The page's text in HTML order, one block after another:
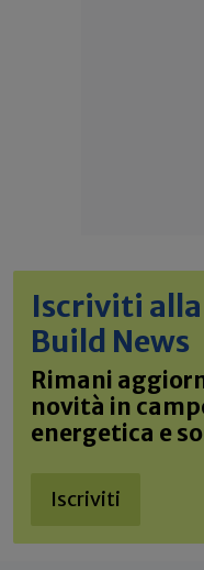
Iscriviti
Build News
Rimani
novità in
energetica e
Iscriviti